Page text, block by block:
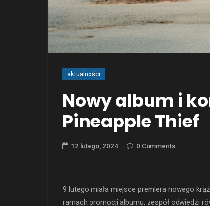
aktualności
Nowy album i
Pineapple Thief
12 lutego, 2024 0 Comments
9 lutego miała miejsce premiera nowego
ramach promocji albumu, zespół odwiedzi